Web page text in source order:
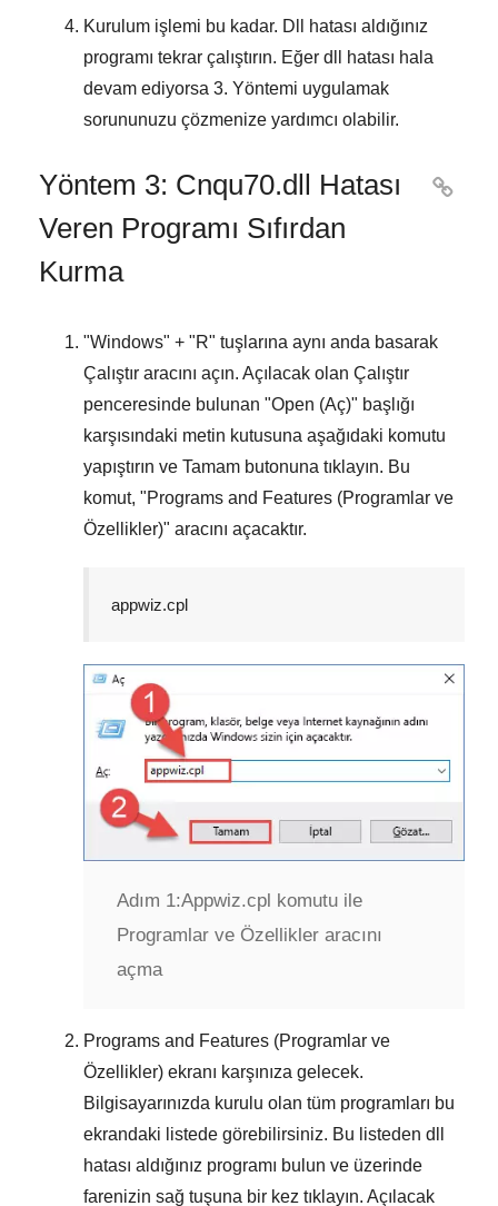
Kurulum işlemi bu kadar. Dll hatası aldığınız
programı tekrar çalıştırın. Eğer dll hatası hala
devam ediyorsa 3. Yöntemi uygulamak
sorununuzu çözmenize yardımcı olabilir.
Yöntem 3: Cnqu70.dll Hatası
Veren Programı Sıfırdan
Kurma

"Windows" + "R" tuşlarına aynı anda basarak
Çalıştır aracını açın. Açılacak olan Çalıştır
penceresinde bulunan "Open (Aç)" başlığı
karşısındaki metin kutusuna aşağıdaki komutu
yapıştırın ve Tamam butonuna tıklayın. Bu
komut, "Programs and Features (Programlar ve
Özellikler)" aracını açacaktır.
appwiz.cpl
Adım 1:Appwiz.cpl komutu ile
Programlar ve Özellikler aracını
açma
Programs and Features (Programlar ve
Özellikler) ekranı karşınıza gelecek.
Bilgisayarınızda kurulu olan tüm programları bu
ekrandaki listede görebilirsiniz. Bu listeden dll
hatası aldığınız programı bulun ve üzerinde
farenizin sağ tuşuna bir kez tıklayın. Açılacak